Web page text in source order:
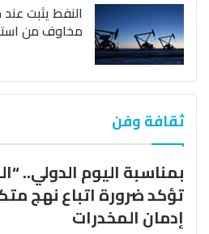
النفط يثبت
مخاوف من
ثقافة وفن
بمناسبة اليوم الدولي..
تؤكد ضرورة اتباع نهج
إدمان المخدرات